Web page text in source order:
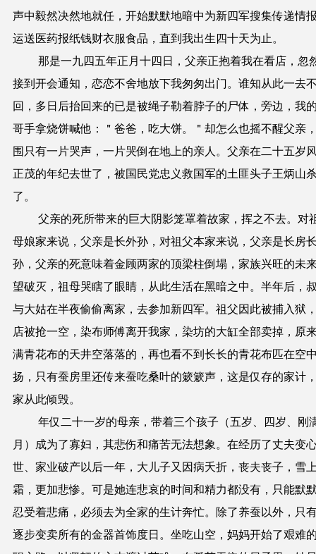
声中毅然决然地就任，开始默默地暗中为新四军搜集传递情
运送医药报纸钱财衣服食品，直到我出生四十天为止。
那是一九四五年正月十四日，父亲正抱着我在看店，忽
接到开会通知，恋恋不舍地放下我匆匆出门。谁知从此一去
回，多日后抬回来的已是被绳子勒着脖子的尸体，旁边，我
哥手拿烧饼喊他：＂爸爸，吃大饼。＂却怎么也摇不醒父亲
围只有一片哭声，一片哭倒在地上的亲人。父亲在二十五岁
正茂的年纪去世了，被国民党忠义救国军的土匪头子王炳山
了。
父亲的死所带来的巨大阴影笼罩着故家，挥之不去。对
母娘家来说，父亲是长外孙，对祖父本家来说，父亲是长房
孙，父亲的死意味着金顾两家的顶梁柱倒塌，家族兴旺的未
望破灭，祖母哭瞎了眼睛，从此生活在黑暗之中。半年后，
与大姑在半夜偷偷离家，去参加新四军。祖父因此被捕入狱
店被抢一空，染布师傅离开我家，染坊的大缸全部卖掉，原
满青花布的天井空落落的，再也看不到长长的青花布匹在空
扬，只有蚕房里还传来蚕吃桑叶的簌簌声，这是仅存的家计
家从此倾毁。
年仅二十一岁的母亲，带着三个孩子（五岁、四岁、刚
月）成为了寡妇，其悲伤和痛苦无法想象。在经历了丈夫变
世、家业破产以后一年，大儿子又因病夭折，丧夫丧子，雪
霜，更加悲惨。可是她连悲哀的时间和精力都没有，只能默
忍受着悲痛，必须去为全家的生计奔忙。除了养蚕以外，只
逐步变卖所有的金器首饰度日。坐吃山空，妈妈开始了艰难